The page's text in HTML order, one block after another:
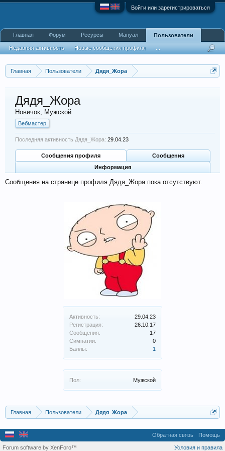
Войти или зарегистрироваться
Главная Пользователи Дядя_Жора
Активность:
29.04.23
Регистрация:
26.10.17
Сообщения:
17
Симпатии:
0
Баллы:
1
Пол: Мужской
Дядя_Жора
Новичок, Мужской
Вебмастер
Последняя активность Дядя_Жора: 29.04.23
Сообщения профиля
Сообщения
Информация
Сообщения на странице профиля Дядя_Жора пока отсутствуют.
Главная Пользователи Дядя_Жора
Главная Форум Ресурсы Мануал Пользователи
Недавняя активность Новые сообщения профиля
Обратная связь Помощь
Условия и правила
Forum software by XenForo™